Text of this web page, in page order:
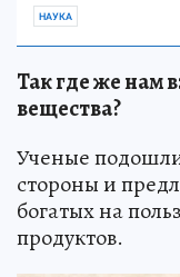
НАУКА
Так где же нам
вещества?
Ученые
стороны и
богатых на
продуктов.